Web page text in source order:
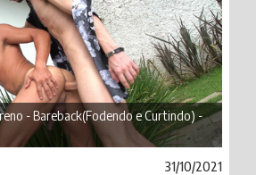
- Bareback(Fodendo e Curtindo) -
31/10/2021